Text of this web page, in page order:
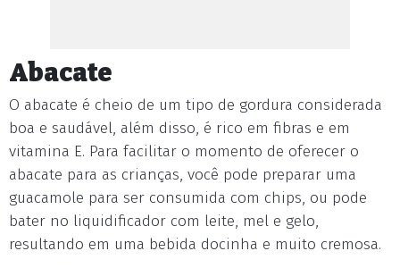
Abacate
O abacate é cheio de um tipo de gordura considerada
boa e saudável, além disso, é rico em fibras e em
vitamina E. Para facilitar o momento de oferecer o
abacate para as crianças, você pode preparar uma
guacamole para ser consumida com chips, ou pode
bater no liquidificador com leite, mel e gelo,
resultando em uma bebida docinha e muito cremosa.